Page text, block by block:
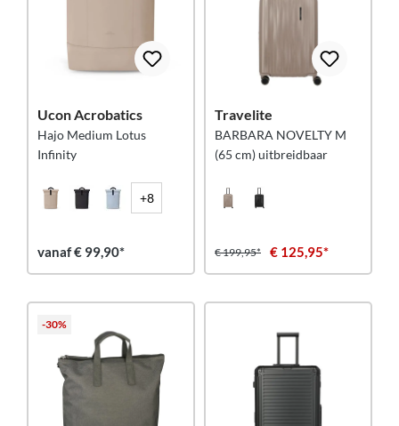
Ucon Acrobatics
Hajo Medium Lotus
Infinity
+8
vanaf € 99,90*
Travelite
BARBARA NOVELTY M
(65 cm) uitbreidbaar
€ 199,95* € 125,95*
-30%